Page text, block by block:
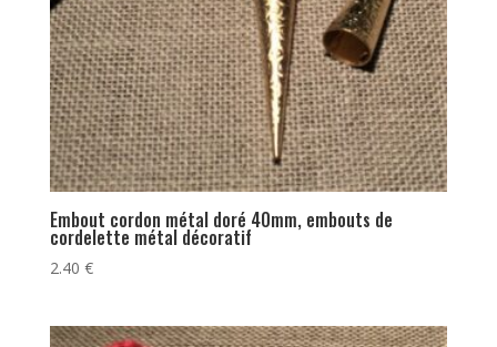
Embout cordon métal doré 40mm, embouts de
cordelette métal décoratif
2.40 €